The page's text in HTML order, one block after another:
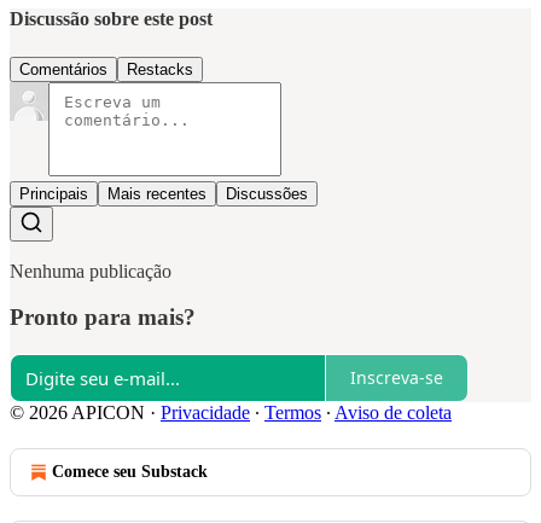
Discussão sobre este post
Comentários Restacks
Principais Mais recentes Discussões
Nenhuma publicação
Pronto para mais?
Inscreva-se
© 2026 APICON · Privacidade ∙ Termos ∙ Aviso de coleta
Comece seu Substack